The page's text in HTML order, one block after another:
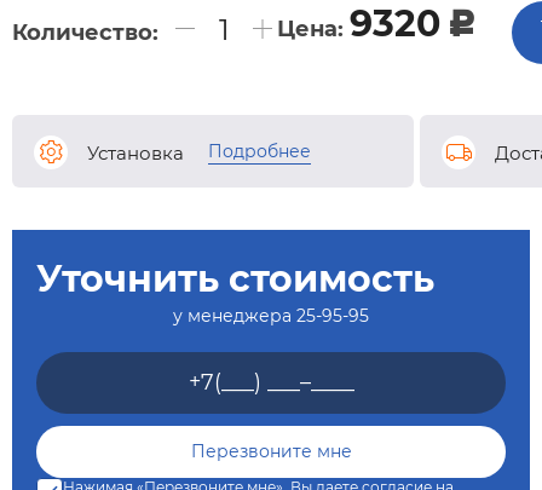
Количество: Цена: 9320 c
Установка Подробнее
Уточнить стоимость
у менеджера 25-95-95